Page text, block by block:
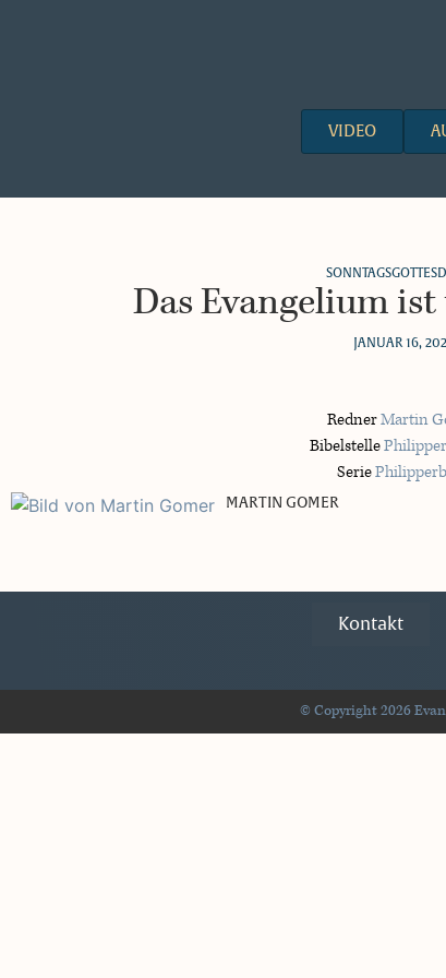
VIDEO
Das Evangelium
JANUAR 16,
RednerMartin
Bibelstelle
Serie
MARTIN GOMER
Kontakt
© Copyright 2026